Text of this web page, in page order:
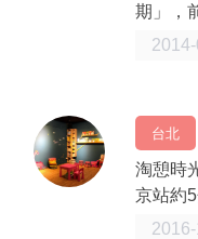
期」，
台北
淘憩時
京站約